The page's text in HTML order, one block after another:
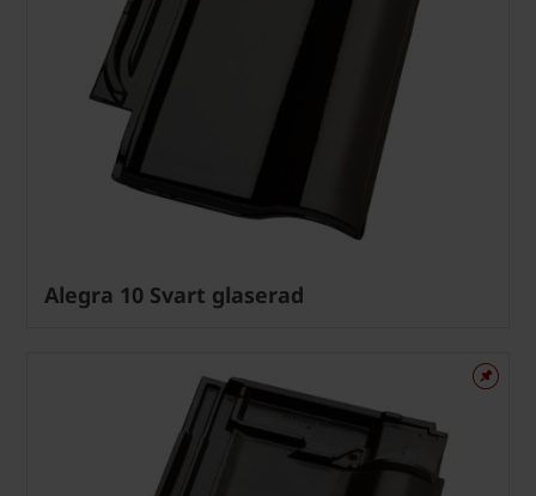
Alegra 10 Svart glaserad